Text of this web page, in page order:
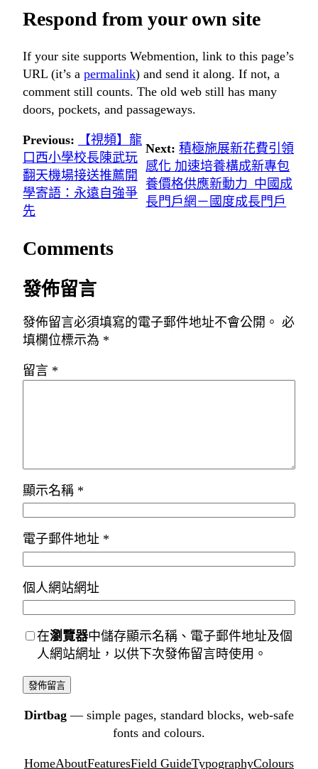
Respond from your own site
If your site supports Webmention, link to this page’s
URL (it’s a permalink) and send it along. If not, a
comment still counts. The old web still has many
doors, pockets, and passageways.
Previous:
【視頻】龍
口西小學校長陳武玩
翻天機場接送推薦開
學寄語：永遠自強爭
先
Next: 積極施展新花費引領
感化 加速培養構成新專包
養價格供應新動力_中國成
長門戶網－國度成長門戶
Comments
發佈留言
發佈留言必須填寫的電子郵件地址不會公開。 必
填欄位標示為 *
留言 *
顯示名稱 *
電子郵件地址 *
個人網站網址
在瀏覽器中儲存顯示名稱、電子郵件地址及個
人網站網址，以供下次發佈留言時使用。
Dirtbag — simple pages, standard blocks, web-safe
fonts and colours.
HomeAboutFeaturesField GuideTypographyColours